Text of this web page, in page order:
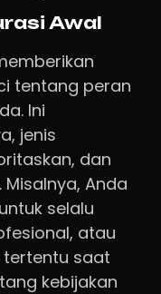
Awal
tentang peran
Ini
jenis
dan
Anda
selalu
atau
tertentu saat
kebijakan